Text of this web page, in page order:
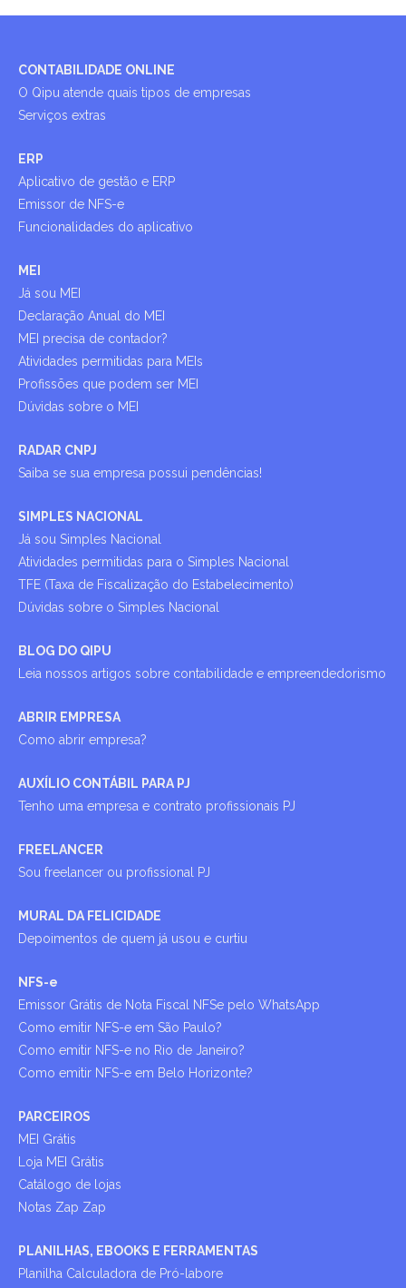
CONTABILIDADE ONLINE
O Qipu atende quais tipos de empresas
Serviços extras
ERP
Aplicativo de gestão e ERP
Emissor de NFS-e
Funcionalidades do aplicativo
MEI
Já sou MEI
Declaração Anual do MEI
MEI precisa de contador?
Atividades permitidas para MEIs
Profissões que podem ser MEI
Dúvidas sobre o MEI
RADAR CNPJ
Saiba se sua empresa possui pendências!
SIMPLES NACIONAL
Já sou Simples Nacional
Atividades permitidas para o Simples Nacional
TFE (Taxa de Fiscalização do Estabelecimento)
Dúvidas sobre o Simples Nacional
BLOG DO QIPU
Leia nossos artigos sobre contabilidade e empreendedorismo
ABRIR EMPRESA
Como abrir empresa?
AUXÍLIO CONTÁBIL PARA PJ
Tenho uma empresa e contrato profissionais PJ
FREELANCER
Sou freelancer ou profissional PJ
MURAL DA FELICIDADE
Depoimentos de quem já usou e curtiu
NFS-e
Emissor Grátis de Nota Fiscal NFSe pelo WhatsApp
Como emitir NFS-e em São Paulo?
Como emitir NFS-e no Rio de Janeiro?
Como emitir NFS-e em Belo Horizonte?
PARCEIROS
MEI Grátis
Loja MEI Grátis
Catálogo de lojas
Notas Zap Zap
PLANILHAS, EBOOKS E FERRAMENTAS
Planilha Calculadora de Pró-labore